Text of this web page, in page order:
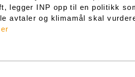
legger INP opp til en politikk
avtaler og klimamål skal